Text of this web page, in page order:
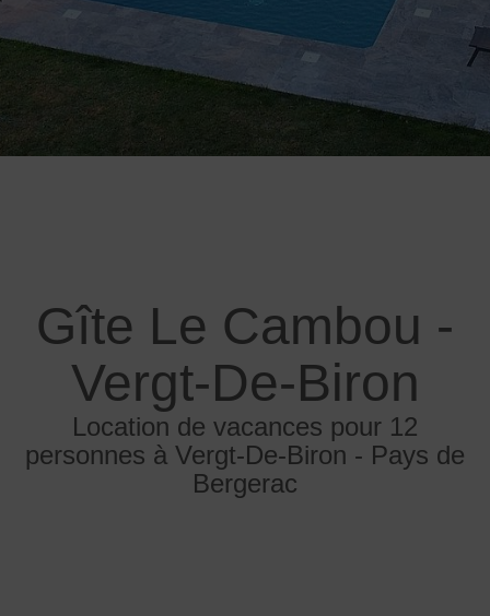
Gîte Le Cambou -
Vergt-De-Biron
Location de vacances pour 12
personnes à Vergt-De-Biron - Pays de
Bergerac